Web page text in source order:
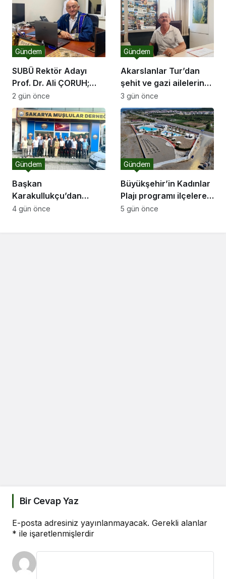
SUBÜ Rektör Adayı
Prof. Dr. Ali ÇORUH;
“Sakarya’ya değer
katan bir üniversite
inşa etmek istiyorum”
Gündem
2 gün önce
Akarslanlar Tur’dan
şehit ve gazi ailelerine
anlamlı destek
Gündem
3 gün önce
Başkan
Karakullukçu’dan
Sakarya Muşlular
Gündem
4 gün önce
Büyükşehir’in Kadınlar
Plajı programı ilçelere
açılıyor
Gündem
5 gün önce
Bir Cevap Yaz
E-posta adresiniz yayınlanmayacak. Gerekli alanlar
* ile işaretlenmişlerdir